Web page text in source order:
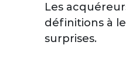
Les
définitions à
surprises.